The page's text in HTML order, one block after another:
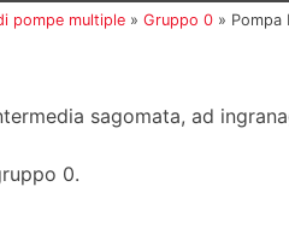
pompe multiple »Gruppo 0 » Pompa
sagomata, ad
0.